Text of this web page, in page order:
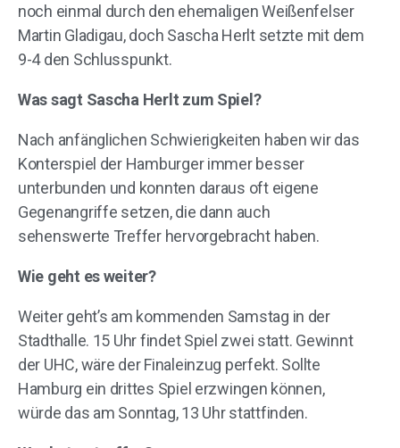
noch einmal durch den ehemaligen Weißenfelser
Martin Gladigau, doch Sascha Herlt setzte mit dem
9-4 den Schlusspunkt.
Was sagt Sascha Herlt zum Spiel?
Nach anfänglichen Schwierigkeiten haben wir das
Konterspiel der Hamburger immer besser
unterbunden und konnten daraus oft eigene
Gegenangriffe setzen, die dann auch
sehenswerte Treffer hervorgebracht haben.
Wie geht es weiter?
Weiter geht’s am kommenden Samstag in der
Stadthalle. 15 Uhr findet Spiel zwei statt. Gewinnt
der UHC, wäre der Finaleinzug perfekt. Sollte
Hamburg ein drittes Spiel erzwingen können,
würde das am Sonntag, 13 Uhr stattfinden.